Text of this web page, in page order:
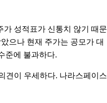
가 성적표가 신통치 않기 때문
으나 현재 주가는 공모가 대
준에 불과하다.
견이 우세하다. 나라스페이스